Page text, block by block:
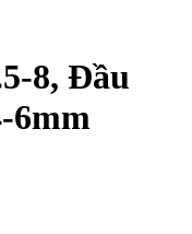
8, Đầu
6mm